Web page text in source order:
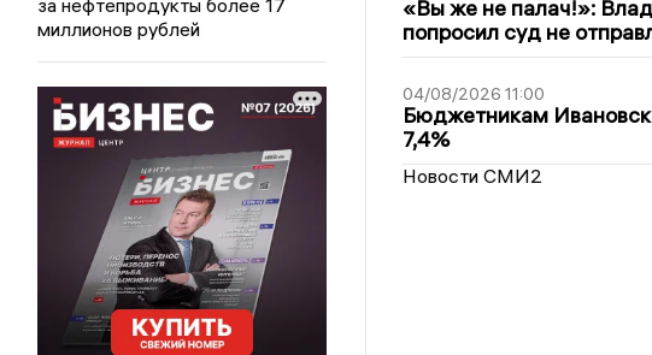
миллионов рублей
«Вы же не палач!»:
попросил суд не
04/08/2026 11:00
Бюджетникам
7,4%
Новости СМИ2